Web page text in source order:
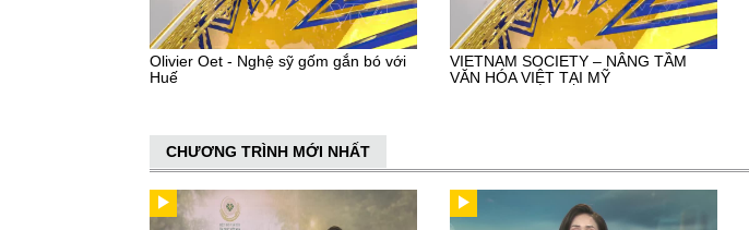
Olivier Oet - Nghệ sỹ gốm gắn bó với
Huế
VIETNAM SOCIETY – NÂNG TẦM
VĂN HÓA VIỆT TẠI MỸ
CHƯƠNG TRÌNH MỚI NHẤT